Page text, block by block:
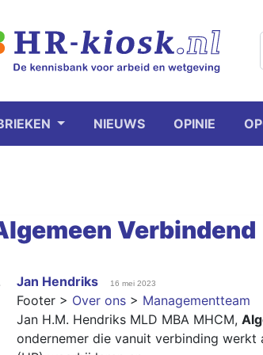
NIEUWS OPINIE
Verbindend
Jan Hendriks 16 mei 2023
Footer > Over ons > Managementteam
Jan H.M. Hendriks MLD MBA MHCM,
ondernemer die vanuit verbinding